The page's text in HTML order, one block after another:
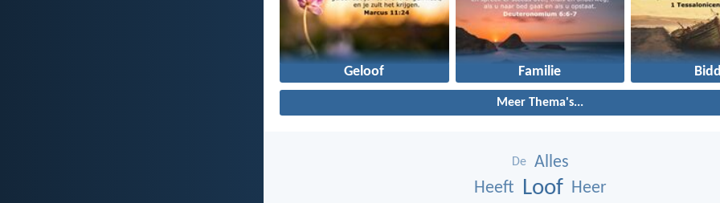
Geloof Familie
Meer Thema's...
De
Alles
Heeft Loof Heer